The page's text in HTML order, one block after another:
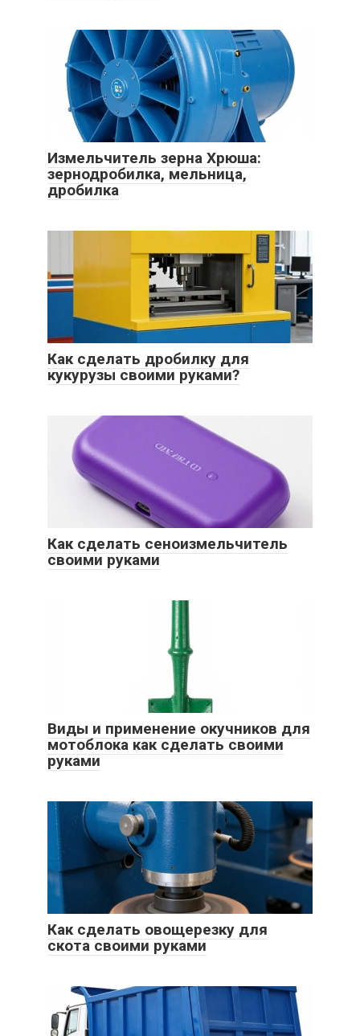
Измельчитель зерна Хрюша:
зернодробилка, мельница,
дробилка
Как сделать дробилку для
кукурузы своими руками?
Как сделать сеноизмельчитель
своими руками
Виды и применение окучников для
мотоблока как сделать своими
руками
Как сделать овощерезку для
скота своими руками